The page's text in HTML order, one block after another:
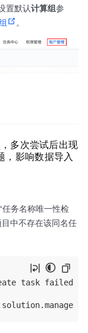
置默认计算组参
。
多次尝试后出现
，影响数据导入
务名称唯一性检
中不存在该同名任
task failed: call